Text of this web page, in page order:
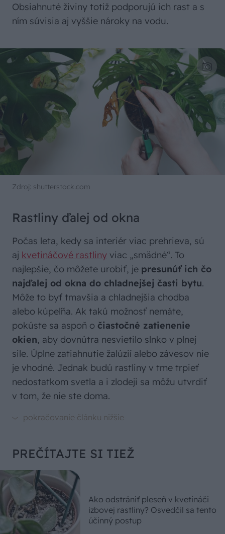
Obsiahnuté živiny totiž podporujú ich rast a s
ním súvisia aj vyššie nároky na vodu.
Zdroj: shutterstock.com
Rastliny ďalej od okna
Počas leta, kedy sa interiér viac prehrieva, sú
aj kvetináčové rastliny viac „smädné“. To
najlepšie, čo môžete urobiť, je presunúť ich čo
najďalej od okna do chladnejšej časti bytu.
Môže to byť tmavšia a chladnejšia chodba
alebo kúpeľňa. Ak takú možnosť nemáte,
pokúste sa aspoň o čiastočné zatienenie
okien, aby dovnútra nesvietilo slnko v plnej
sile. Úplne zatiahnutie žalúzií alebo závesov nie
je vhodné. Jednak budú rastliny v tme trpieť
nedostatkom svetla a i zlodeji sa môžu utvrdiť
v tom, že nie ste doma.
PREČÍTAJTE SI TIEŽ
Ako odstrániť pleseň v kvetináči
izbovej rastliny? Osvedčil sa tento
účinný postup